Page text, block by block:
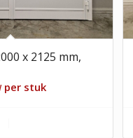
x 2125 mm,
per stuk